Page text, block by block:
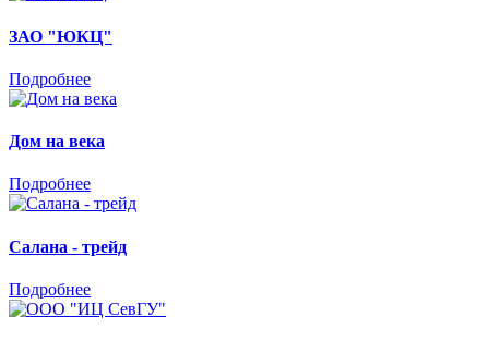
ЗАО "ЮКЦ"
Подробнее
Дом на века
Подробнее
Салана - трейд
Подробнее